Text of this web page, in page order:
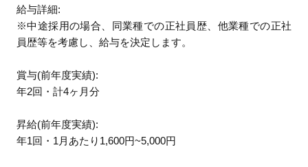
給与詳細:
※中途採用の場合、同業種での正社員歴、他業種での正社
員歴等を考慮し、給与を決定します。
賞与(前年度実績):
年2回・計4ヶ月分
昇給(前年度実績):
年1回・1月あたり1,600円~5,000円